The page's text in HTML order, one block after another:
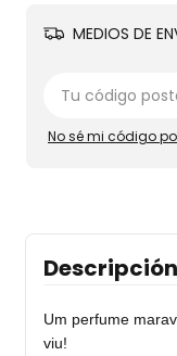
MEDIOS DE
No sé mi código
Descripción
Um perfume
viu!